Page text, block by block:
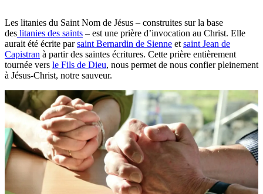
Les litanies du Saint Nom de Jésus – construites sur la base
des litanies des saints – est une prière d’invocation au Christ. Elle
aurait été écrite parsaint Bernardin de Sienne et saint Jean de
Capistran à partir des saintes écritures. Cette prière entièrement
tournée vers le Fils de Dieu, nous permet de nous confier pleinement
à Jésus-Christ, notre sauveur.